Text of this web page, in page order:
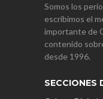
Somos los
escribimos el
importante de
contenido
desde 1996.
SECCIONES